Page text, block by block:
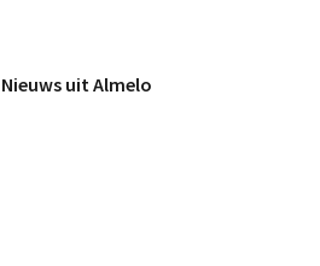
Nieuws uit Almelo